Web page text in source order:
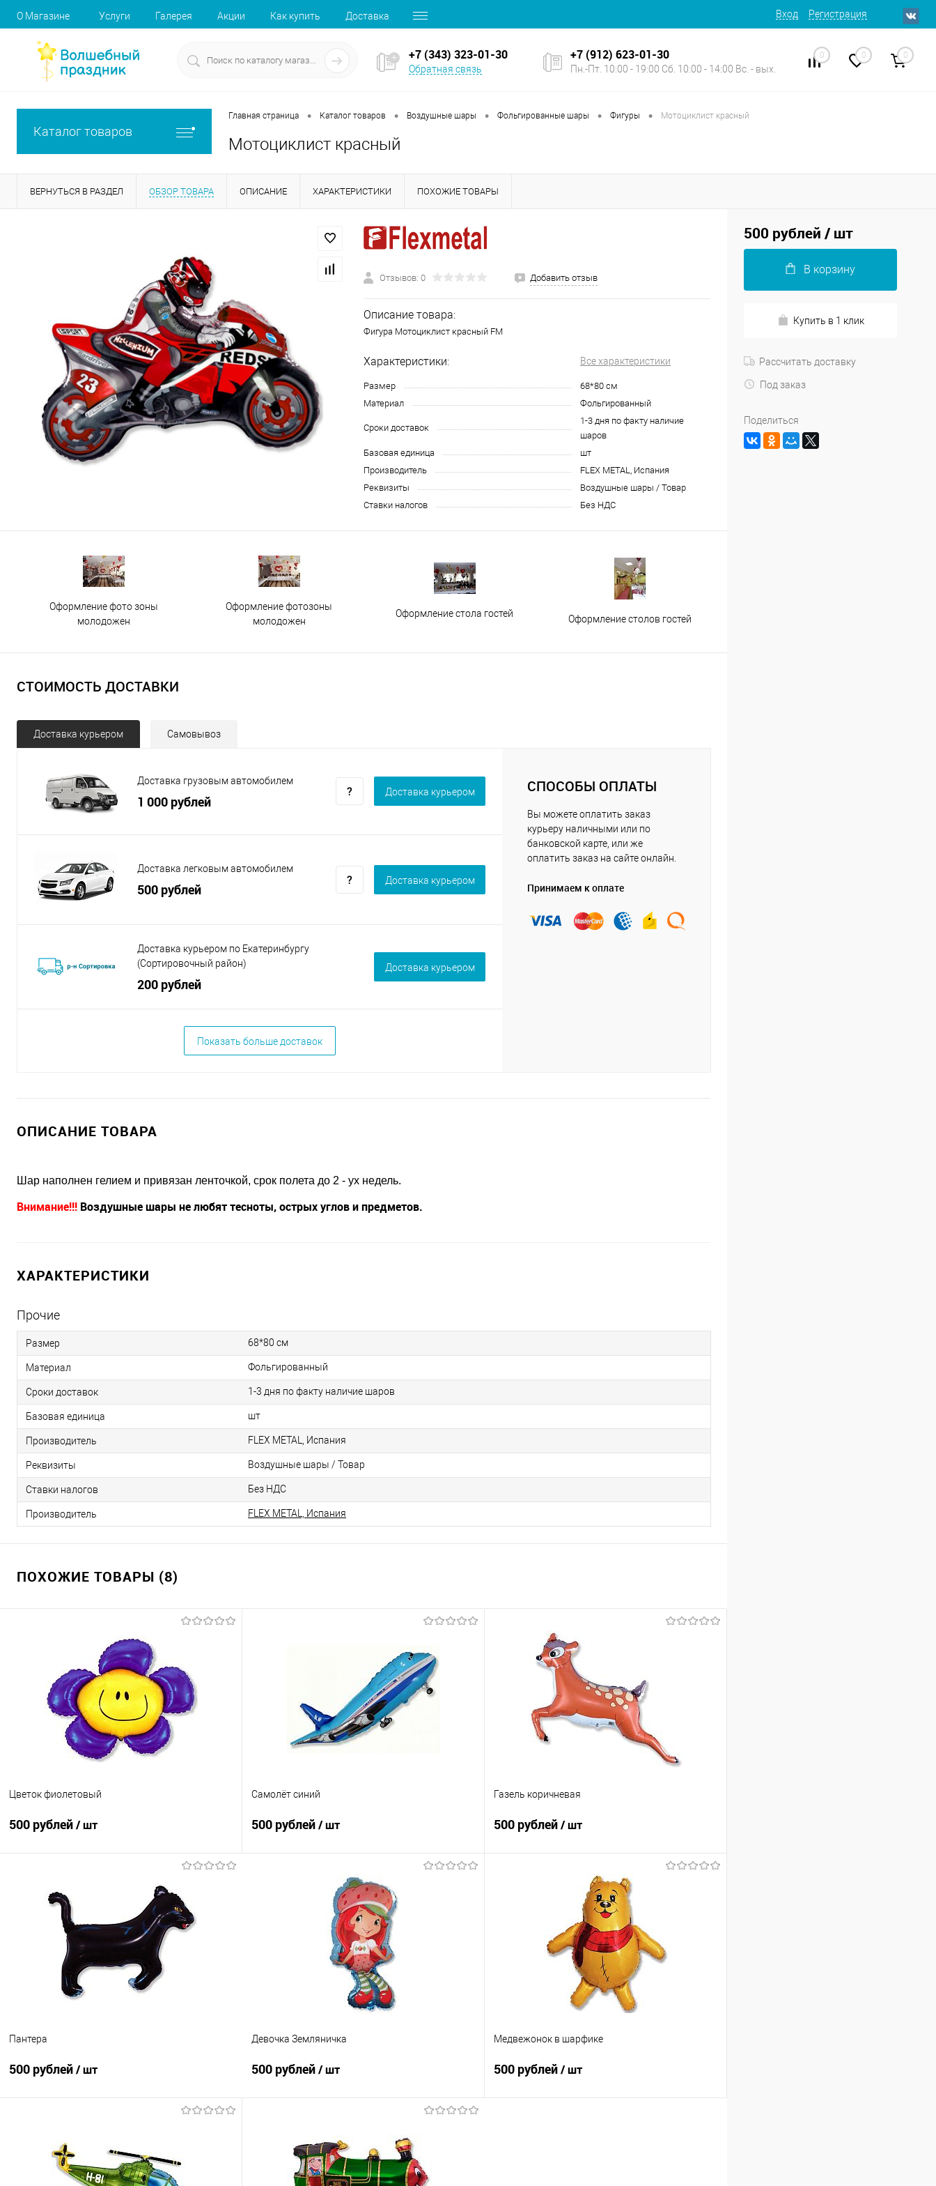
О Магазине Услуги Галерея Акции Как купить Доставка Вход Регистрация
+7 (343) 323-01-30
Обратная связь
+7 (912) 623-01-30
Пн.-Пт. 10:00 - 19:00 Сб. 10:00 - 14:00 Вс. - вых.
0 0 0
Каталог товаров
Главная страница • Каталог товаров • Воздушные шары • Фольгированные шары • Фигуры • Мотоциклист красный
Мотоциклист красный
ВЕРНУТЬСЯ В РАЗДЕЛ ОБЗОР ТОВАРА ОПИСАНИЕ ХАРАКТЕРИСТИКИ ПОХОЖИЕ ТОВАРЫ
Отзывов: 0 Добавить отзыв
Описание товара:
Фигура Мотоциклист красный FM
Характеристики: Все характеристики
Размер
68*80 см
Материал
Фольгированный
Сроки доставок
1-3 дня по факту наличие
шаров
Базовая единица
шт
Производитель
FLEX METAL, Испания
Реквизиты
Воздушные шары / Товар
Ставки налогов
Без НДС
Оформление фото зоны
молодожен
Оформление фотозоны
молодожен
Оформление стола гостей Оформление столов гостей
СТОИМОСТЬ ДОСТАВКИ
Доставка курьером Самовывоз
Доставка грузовым автомобилем
1 000 рублей
Доставка курьером
Доставка легковым автомобилем
500 рублей
Доставка курьером
Доставка курьером по Екатеринбургу
(Сортировочный район)
200 рублей
Доставка курьером
Показать больше доставок
СПОСОБЫ ОПЛАТЫ
Вы можете оплатить заказ
курьеру наличными или по
банковской карте, или же
оплатить заказ на сайте онлайн.
Принимаем к оплате
ОПИСАНИЕ ТОВАРА
Шар наполнен гелием и привязан ленточкой, срок полета до 2 - ух недель.
Внимание!!! Воздушные шары не любят тесноты, острых углов и предметов.
ХАРАКТЕРИСТИКИ
Прочие
Размер 68*80 см
Материал Фольгированный
Сроки доставок 1-3 дня по факту наличие шаров
Базовая единица шт
Производитель FLEX METAL, Испания
Реквизиты Воздушные шары / Товар
Ставки налогов Без НДС
Производитель FLEX METAL, Испания
ПОХОЖИЕ ТОВАРЫ (8)
Цветок фиолетовый
500 рублей/ шт
Купить в 1 клик
Сравнение
В избранное
Под заказ
Самолёт синий
500 рублей/ шт
В корзину
Сравнение
Под заказ
Газель коричневая
500 рублей/ шт
В корзину
Сравнение
В избранное
Под заказ
Пантера
500 рублей/ шт
Купить в 1 клик
Сравнение
Девочка Земляничка
500 рублей/ шт
Купить в 1 клик
Сравнение
Медвежонок в шарфике
500 рублей/ шт
500 рублей / шт
В корзину
Купить в 1 клик
Рассчитать доставку
Под заказ
Поделиться